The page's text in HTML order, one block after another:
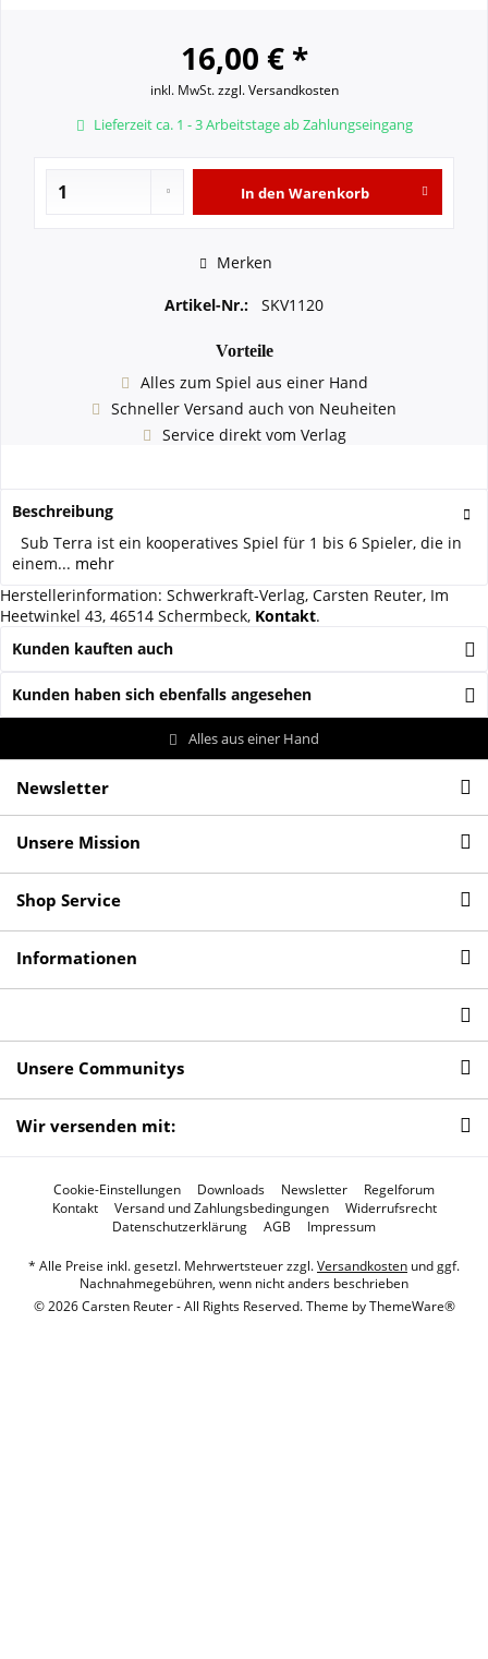
16,00 € *
inkl. MwSt.zzgl. Versandkosten
Lieferzeit ca. 1 - 3 Arbeitstage ab Zahlungseingang
In den Warenkorb
Merken
Artikel-Nr.: SKV1120
Vorteile
Alles zum Spiel aus einer Hand
Schneller Versand auch von Neuheiten
Service direkt vom Verlag
Beschreibung
Sub Terra ist ein kooperatives Spiel für 1 bis 6 Spieler, die in
einem... mehr
Herstellerinformation: Schwerkraft-Verlag, Carsten Reuter, Im
Heetwinkel 43, 46514 Schermbeck, Kontakt.
Kunden kauften auch
Kunden haben sich ebenfalls angesehen
Alles aus einer Hand
Newsletter
Unsere Mission
Shop Service
Informationen
Unsere Communitys
Wir versenden mit:
Cookie-Einstellungen Downloads Newsletter
Regelforum
Kontakt
Versand und Zahlungsbedingungen
Widerrufsrecht
Datenschutzerklärung
AGB Impressum
* Alle Preise inkl. gesetzl. Mehrwertsteuer zzgl.Versandkosten und ggf.
Nachnahmegebühren, wenn nicht anders beschrieben
© 2026 Carsten Reuter - All Rights Reserved. Theme byThemeWare®